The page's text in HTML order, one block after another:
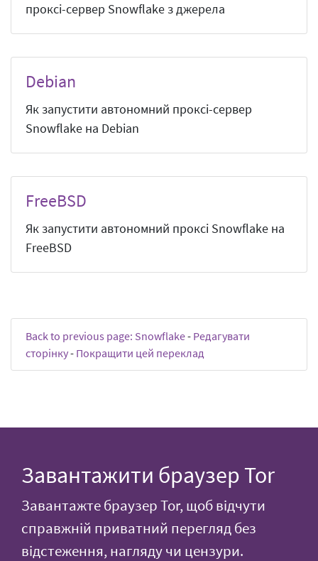
проксі-сервер Snowflake з джерела
Debian
Як запустити автономний проксі-сервер
Snowflake на Debian
FreeBSD
Як запустити автономний проксі Snowflake на
FreeBSD
Back to previous page: Snowflake- Редагувати
сторінку- Покращити цей переклад
Завантажити браузер Tor
Завантажте браузер Tor, щоб відчути
справжній приватний перегляд без
відстеження, нагляду чи цензури.